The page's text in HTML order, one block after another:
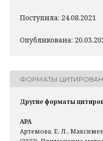
Поступила: 24.08.2021
Опубликована:
ФОРМАТЫ
Другие форматы
APA
Артемова, Е. Л.,